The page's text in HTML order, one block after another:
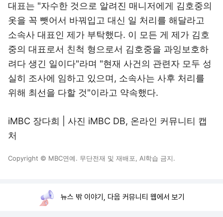
대표는 "자수한 것으로 알려진 매니저에게 김호중의
옷을 꼭 뺏어서 바꿔입고 대신 일 처리를 해달라고
소속사 대표인 제가 부탁했다. 이 모든 게 제가 김호
중의 대표로서 친척 형으로서 김호중을 과잉보호하
려다 생긴 일이다"라며 "현재 사건의 관련자 모두 성
실히 조사에 임하고 있으며, 소속사는 사후 처리를
위해 최선을 다할 것"이라고 약속했다.
iMBC 장다희 | 사진 iMBC DB, 온라인 커뮤니티 캡
처
Copyright © MBC연예. 무단전재 및 재배포, AI학습 금지.
뉴스 밖 이야기, 다음 커뮤니티 웹에서 보기